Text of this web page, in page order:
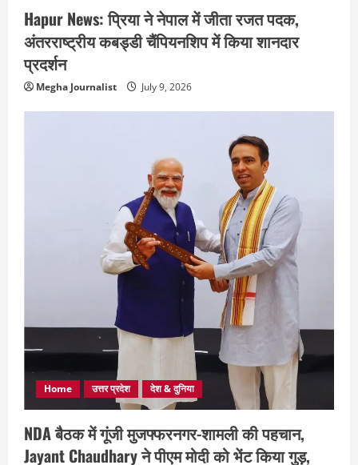
Hapur News: प्रिया ने नेपाल में जीता रजत पदक,
अंतरराष्ट्रीय कबड्डी चैंपियनशिप में किया शानदार
प्रदर्शन
Megha Journalist July 9, 2026
Home उत्तर प्रदेश देश & दुनिया
NDA बैठक में गूंजी मुजफ्फरनगर-शामली की पहचान,
Jayant Chaudhary ने पीएम मोदी को भेंट किया गुड़,